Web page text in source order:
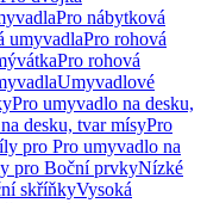
Pro nábytková
umyvadlaPro rohová
Pro rohová
Umyvadlové
Pro umyvadlo na desku,
desku, tvar mísyPro
pro Pro umyvadlo na
pro Boční prvkyNízké
skříňkyVysoká